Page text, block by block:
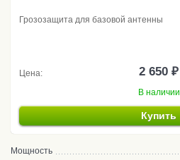
Грозозащита для базовой антенны
Цена: 2 650 ₽
В наличии
Купить
Мощность